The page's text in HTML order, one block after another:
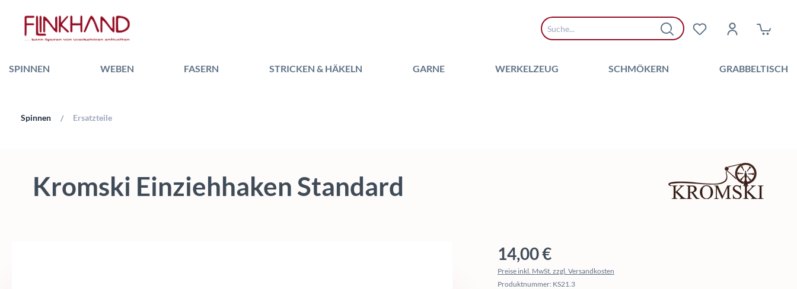
SPINNEN WEBEN FASERN STRICKEN & HÄKELN GARNE WERKELZEUG SCHMÖKERN GRABBELTISCH
Spinnen / Ersatzteile
Kromski Einziehhaken Standard
Regulärer Preis:
14,00 €
Preise inkl. MwSt. zzgl. Versandkosten
Produktnummer: KS21.3